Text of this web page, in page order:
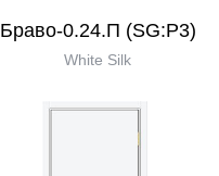
Браво-0.24.П (SG:P3)
White Silk